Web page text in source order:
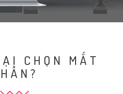
CHỌN MẮT